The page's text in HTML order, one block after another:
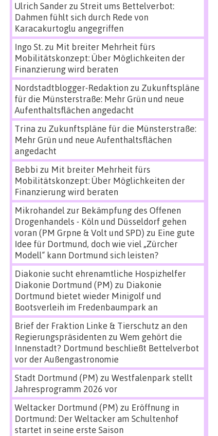
Ulrich Sanderzu Streit ums Bettelverbot:
Dahmen fühlt sich durch Rede von
Karacakurtoglu angegriffen
Ingo St.zu Mit breiter Mehrheit fürs
Mobilitätskonzept: Über Möglichkeiten der
Finanzierung wird beraten
Nordstadtblogger-Redaktion zu Zukunftspläne
für die Münsterstraße: Mehr Grün und neue
Aufenthaltsflächen angedacht
Trina zu Zukunftspläne für die Münsterstraße:
Mehr Grün und neue Aufenthaltsflächen
angedacht
Bebbi zu Mit breiter Mehrheit fürs
Mobilitätskonzept: Über Möglichkeiten der
Finanzierung wird beraten
Mikrohandel zur Bekämpfung des Offenen
Drogenhandels - Köln und Düsseldorf gehen
voran (PM Grpne & Volt und SPD) zu Eine gute
Idee für Dortmund, doch wie viel „Zürcher
Modell“ kann Dortmund sich leisten?
Diakonie sucht ehrenamtliche Hospizhelfer
Diakonie Dortmund (PM) zu Diakonie
Dortmund bietet wieder Minigolf und
Bootsverleih im Fredenbaumpark an
Brief der Fraktion Linke & Tierschutz an den
Regierungspräsidenten zu Wem gehört die
Innenstadt? Dortmund beschließt Bettelverbot
vor der Außengastronomie
Stadt Dortmund (PM) zu Westfalenpark stellt
Jahresprogramm 2026 vor
Weltacker Dortmund (PM) zu Eröffnung in
Dortmund: Der Weltacker am Schultenhof
startet in seine erste Saison